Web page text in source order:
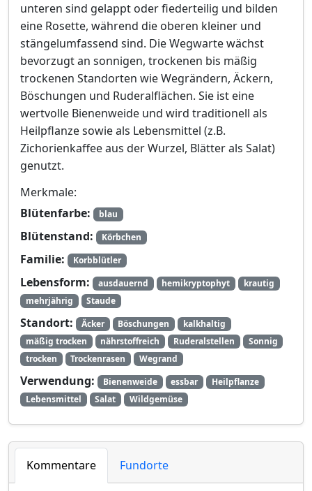
unteren sind gelappt oder fiederteilig und bilden
eine Rosette, während die oberen kleiner und
stängelumfassend sind. Die Wegwarte wächst
bevorzugt an sonnigen, trockenen bis mäßig
trockenen Standorten wie Wegrändern, Äckern,
Böschungen und Ruderalflächen. Sie ist eine
wertvolle Bienenweide und wird traditionell als
Heilpflanze sowie als Lebensmittel (z.B.
Zichorienkaffee aus der Wurzel, Blätter als Salat)
genutzt.
Merkmale:
Blütenfarbe:
blau
Blütenstand: Körbchen
Familie: Korbblütler
Lebensform: ausdauernd hemikryptophyt
krautig
mehrjährig
Staude
Standort: Äcker Böschungen
kalkhaltig
mäßig trocken
nährstoffreich Ruderalstellen
Sonnig
trocken
Trockenrasen Wegrand
Verwendung: Bienenweide essbar
Heilpflanze
Lebensmittel
Salat Wildgemüse
Kommentare Fundorte